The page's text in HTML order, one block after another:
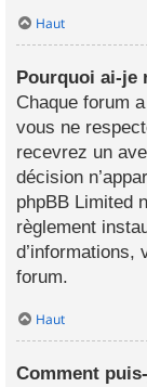
Haut
Pourquoi ai-je
Chaque forum
vous ne
recevrez un
décision
phpBB Limited
règlement
d’informations,
forum.
Haut
Comment